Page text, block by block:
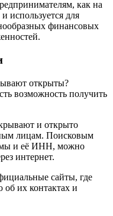
как бесплатно
по ИНН. Реквизиты в
юридического
банком всем
как на
используется для
финансовых